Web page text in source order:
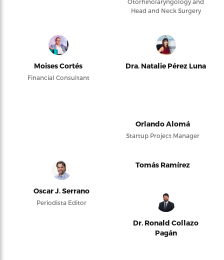
Otorhinolaryngology and
Head and Neck Surgery
Moises Cortés
Financial Consultant
Dra. Natalie Pérez Luna
Orlando Alomá
Startup Project Manager
Oscar J. Serrano
Periodista Editor
Tomás Ramírez
Dr. Ronald Collazo
Pagán